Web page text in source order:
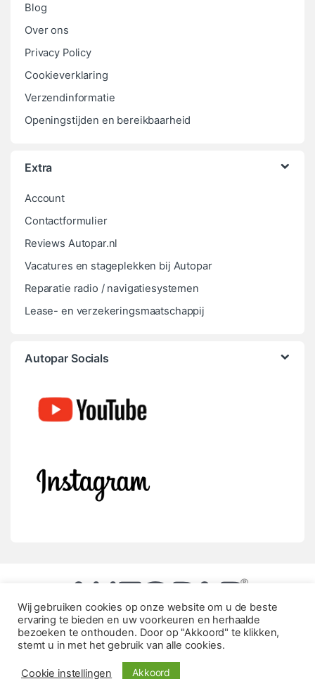
Blog
Over ons
Privacy Policy
Cookieverklaring
Verzendinformatie
Openingstijden en bereikbaarheid
Extra
Account
Contactformulier
Reviews Autopar.nl
Vacatures en stageplekken bij Autopar
Reparatie radio / navigatiesystemen
Lease- en verzekeringsmaatschappij
Autopar Socials
Wij gebruiken cookies op onze website om u de beste
ervaring te bieden en uw voorkeuren en herhaalde
bezoeken te onthouden. Door op "Akkoord" te klikken,
stemt u in met het gebruik van alle cookies.
Cookie instellingen Akkoord